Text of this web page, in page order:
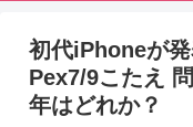
初代iPhoneが
Pex7/9こたえ
年はどれか？